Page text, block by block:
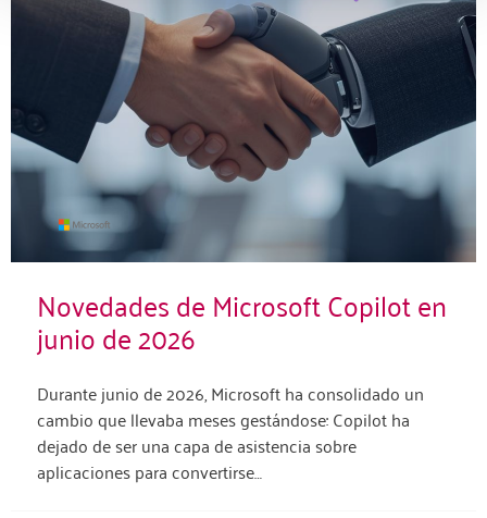
Novedades de Microsoft Copilot en
junio de 2026
Durante junio de 2026, Microsoft ha consolidado un
cambio que llevaba meses gestándose: Copilot ha
dejado de ser una capa de asistencia sobre
aplicaciones para convertirse…